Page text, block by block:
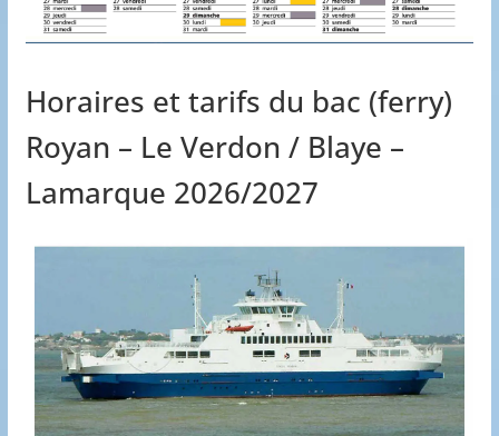
Horaires et tarifs du bac (ferry)
Royan – Le Verdon / Blaye –
Lamarque 2026/2027